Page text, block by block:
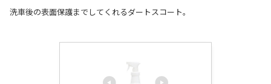
洗車後の表面保護までしてくれるダートスコート。